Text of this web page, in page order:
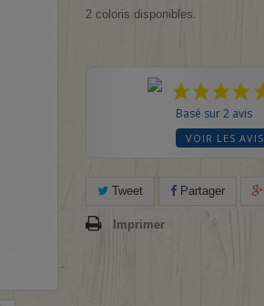
2 coloris disponibles.
Basé sur 2 avis
VOIR LES AVIS
Tweet Partager
Imprimer